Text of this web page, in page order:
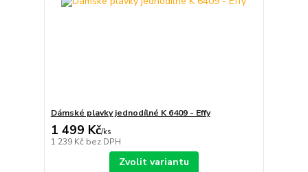
Dámské plavky jednodílné K 6409 - Effy
1 499 Kč/ks
1 239 Kč bez DPH
Zvolit variantu